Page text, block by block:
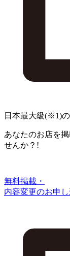
日本最大級(※1)
あなたのお店を
せんか？!
無料掲載・
内容変更のお申